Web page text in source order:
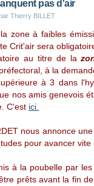
pas d'air
Thierry BILLET
zone à faibles
Crit'air sera
au titre de la
à la
à 3 dans
nos amis genevois
C'est ici.
nous annonce
pour avancer vite
à la poubelle par
prêts avant la fin